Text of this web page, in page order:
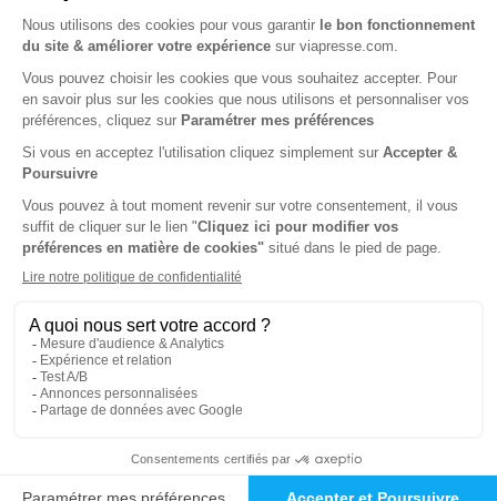
120€70 Tarif Kiosque : 178€00
Tarif France métropolitaine
Renouvellement à date d’anniversaire
-31%
Abonnement 1 an
6 n° • Papier + Version digitale offerte + 2 HS
61€20 Tarif Kiosque :89€00
Tarif France métropolitaine
Abonnement Durée libre
Papier + Version digitale offerte
4€25
Prix par n° pendant 6 mois, puis 7 € par n°
Tarif France métropolitaine